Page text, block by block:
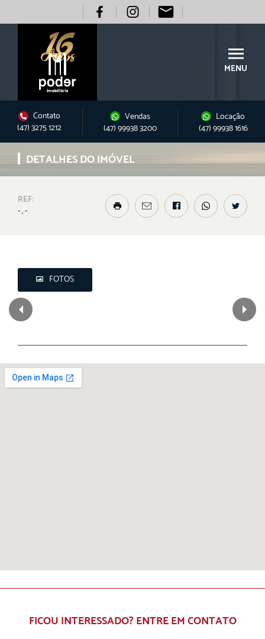
MENU
Contato
(47) 3275 1212
Vendas
(47) 99938 3200
Locação
(47) 99938 1616
DETALHES DO IMÓVEL
REF:
- , -
FOTOS
FICOU INTERESSADO? ENTRE EM CONTATO